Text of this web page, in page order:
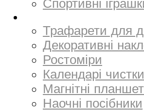
Спортивні
Трафарети для
Декоративні
Ростоміри
Календарі
Магнітні
Наочні посібники